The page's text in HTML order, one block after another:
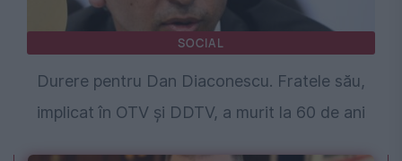
SOCIAL
Durere pentru Dan Diaconescu. Fratele său,
implicat în OTV și DDTV, a murit la 60 de ani